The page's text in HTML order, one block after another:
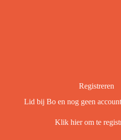
Registreren
Lid bij Bo en nog geen
Klikhierom te